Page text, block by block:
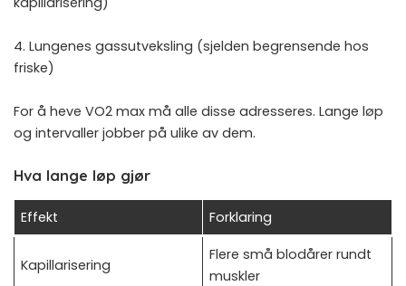
4. Lungenes gassutveksling (sjelden begrensende hos
friske)
For å heve VO2 max må alle disse adresseres. Lange løp
og intervaller jobber på ulike av dem.
Hva lange løp gjør
Effekt Forklaring
Kapillarisering
Flere små blodårer rundt
muskler